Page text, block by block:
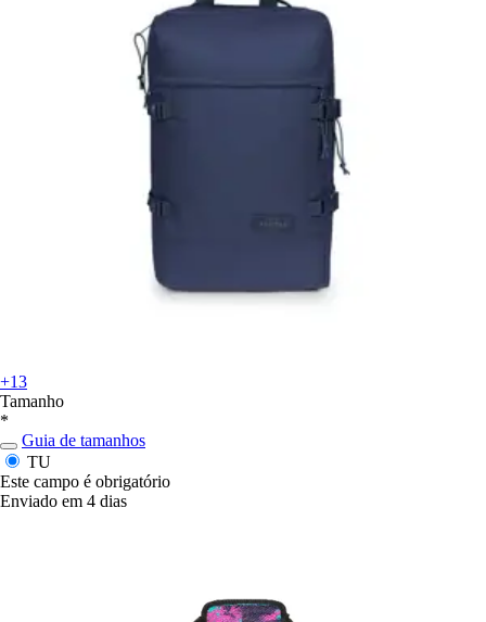
+13
Tamanho
*
Guia de tamanhos
TU
Este campo é obrigatório
Enviado em 4 dias